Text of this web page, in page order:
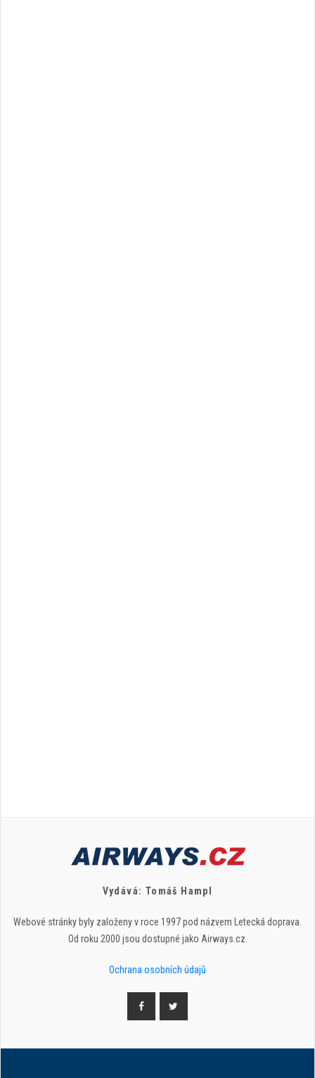
Vydává: Tomáš Hampl
Webové stránky byly založeny v roce 1997 pod názvem Letecká doprava.
Od roku 2000 jsou dostupné jako Airways.cz.
Ochrana osobních údajů